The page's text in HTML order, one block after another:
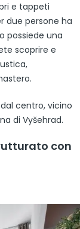
e tappeti
due persone ha
possiede una
scoprire e
centro, vicino
di Vyšehrad.
con